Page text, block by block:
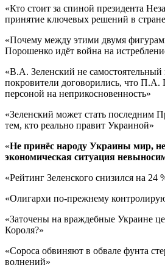
«Кто стоит за спиной президента
принятие ключевых решений в
«Почему между этими двумя
Порошенко идёт война на
«В.А. Зеленский не
покровители договорились, что П.А.
персоной на неприкосновенность»
«Зеленский может стать последним
тем, кто реально правит Украиной»
«Не принёс народу Украины мир, не
экономическая ситуация
«Рейтинг Зеленского снизился на 24
«Олигархи по-прежнему
«Заточены на враждебные Украине
Короля?»
«Сороса обвиняют в обвале фунта
волнений»